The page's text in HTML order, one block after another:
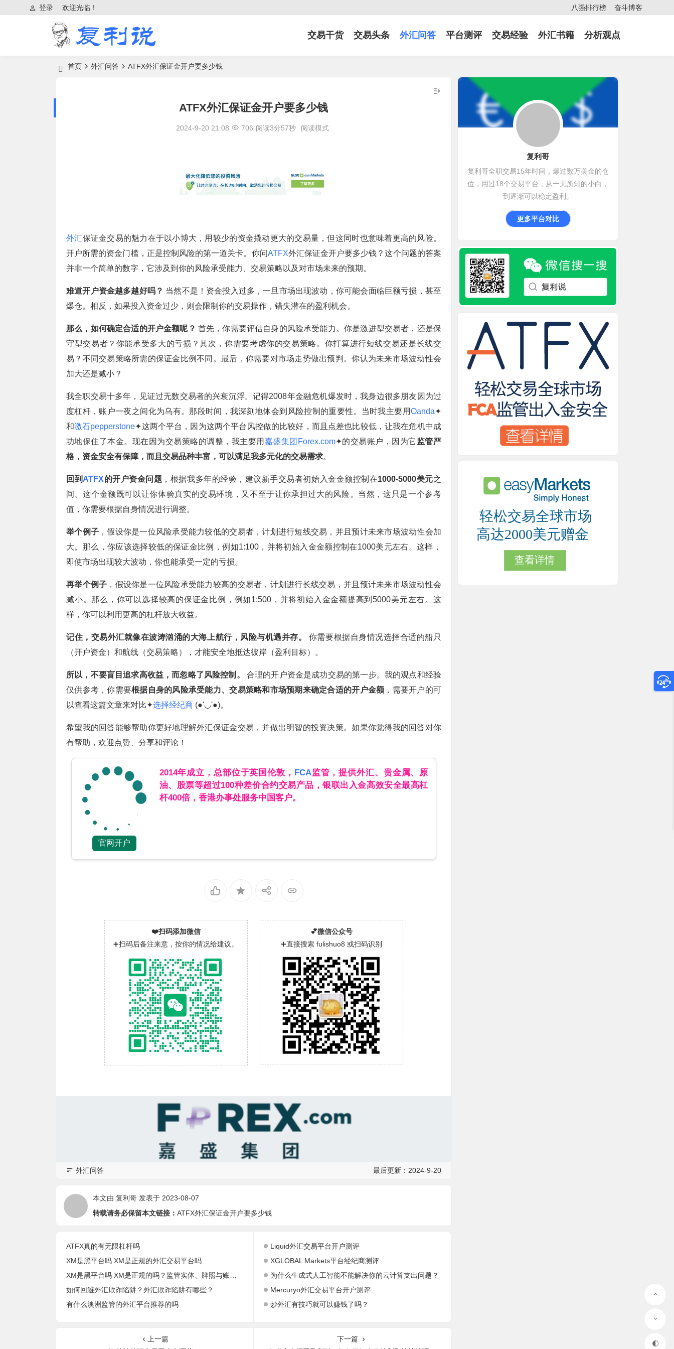
欢迎光临！
登录 八强排行榜 奋斗博客
交易干货 交易头条 外汇问答 平台测评 交易经验 外汇书籍 分析观点
首页 外汇问答 ATFX外汇保证金开户要多少钱
ATFX外汇保证金开户要多少钱
2024-9-20 21:08 706 阅读3分57秒 阅读模式
外汇保证金交易的魅力在于以小博大，用较少的资金撬动更大的交易量，但这同时也意味着更高的风险。
开户所需的资金门槛，正是控制风险的第一道关卡。你问ATFX外汇保证金开户要多少钱？这个问题的答案
并非一个简单的数字，它涉及到你的风险承受能力、交易策略以及对市场未来的预期。
难道开户资金越多越好吗？ 当然不是！资金投入过多，一旦市场出现波动，你可能会面临巨额亏损，甚至
爆仓。相反，如果投入资金过少，则会限制你的交易操作，错失潜在的盈利机会。
那么，如何确定合适的开户金额呢？ 首先，你需要评估自身的风险承受能力。你是激进型交易者，还是保
守型交易者？你能承受多大的亏损？其次，你需要考虑你的交易策略。你打算进行短线交易还是长线交
易？不同交易策略所需的保证金比例不同。最后，你需要对市场走势做出预判。你认为未来市场波动性会
加大还是减小？
我全职交易十多年，见证过无数交易者的兴衰沉浮。记得2008年金融危机爆发时，我身边很多朋友因为过
度杠杆，账户一夜之间化为乌有。那段时间，我深刻地体会到风险控制的重要性。当时我主要用Oanda✦
和激石pepperstone✦这两个平台，因为这两个平台风控做的比较好，而且点差也比较低，让我在危机中成
功地保住了本金。现在因为交易策略的调整，我主要用 嘉盛集团Forex.com✦的交易账户，因为它 监管严
格，资金安全有保障，而且交易品种丰富，可以满足我多元化的交易需求。
回到 ATFX的开户资金问题 ，根据我多年的经验，建议新手交易者初始入金金额控制在1000-5000美元之
间。这个金额既可以让你体验真实的交易环境，又不至于让你承担过大的风险。当然，这只是一个参考
值，你需要根据自身情况进行调整。
举个例子 ，假设你是一位风险承受能力较低的交易者，计划进行短线交易，并且预计未来市场波动性会加
大。那么，你应该选择较低的保证金比例，例如1:100，并将初始入金金额控制在1000美元左右。这样，
即使市场出现较大波动，你也能承受一定的亏损。
再举个例子 ，假设你是一位风险承受能力较高的交易者，计划进行长线交易，并且预计未来市场波动性会
减小。那么，你可以选择较高的保证金比例，例如1:500，并将初始入金金额提高到5000美元左右。这
样，你可以利用更高的杠杆放大收益。
记住，交易外汇就像在波涛汹涌的大海上航行，风险与机遇并存。
你需要根据自身情况选择合适的船只
（开户资金）和航线（交易策略），才能安全地抵达彼岸（盈利目标）。
所以，不要盲目追求高收益，而忽略了风险控制。
合理的开户资金是成功交易的第一步。我的观点和经验
仅供参考，你需要根据自身的风险承受能力、交易策略和市场预期来确定合适的开户金额 ，需要开户的可
以查看这篇文章来对比✦选择经纪商 (●'◡'●)。
希望我的回答能够帮助你更好地理解外汇保证金交易，并做出明智的投资决策。如果你觉得我的回答对你
有帮助，欢迎点赞、分享和评论！
官网开户
2014年成立，总部位于英国伦敦， FCA监管，提供外汇、贵金属、原
油、股票等超过100种差价合约交易产品，银联出入金高效安全最高杠
杆400倍，香港办事处服务中国客户。
❤️扫码添加微信
➕扫码后备注来意，按你的情况给建议。
💕微信公众号
➕直接搜索 fulishuo8 或扫码识别
外汇问答 最后更新：2024-9-20
本文由 复利哥 发表于 2023-08-07
转载请务必保留本文链接： ATFX外汇保证金开户要多少钱
ATFX真的有无限杠杆吗
XM是黑平台吗 XM是正规的外汇交易平台吗
XM是黑平台吗 XM是正规的吗？监管实体、牌照与账户安全核查
如何回避外汇欺诈陷阱？外汇欺诈陷阱有哪些？
有什么澳洲监管的外汇平台推荐的吗
Liquid外汇交易平台开户测评
XGLOBAL Markets平台经纪商测评
为什么生成式人工智能不能解决你的云计算支出问题？
Mercuryo外汇交易平台开户测评
炒外汇有技巧就可以赚钱了吗？
上一篇
下一篇
复利哥
复利哥全职交易15年时间，爆过数万美金的仓
位，用过18个交易平台，从一无所知的小白，
到逐渐可以稳定盈利。
更多平台对比